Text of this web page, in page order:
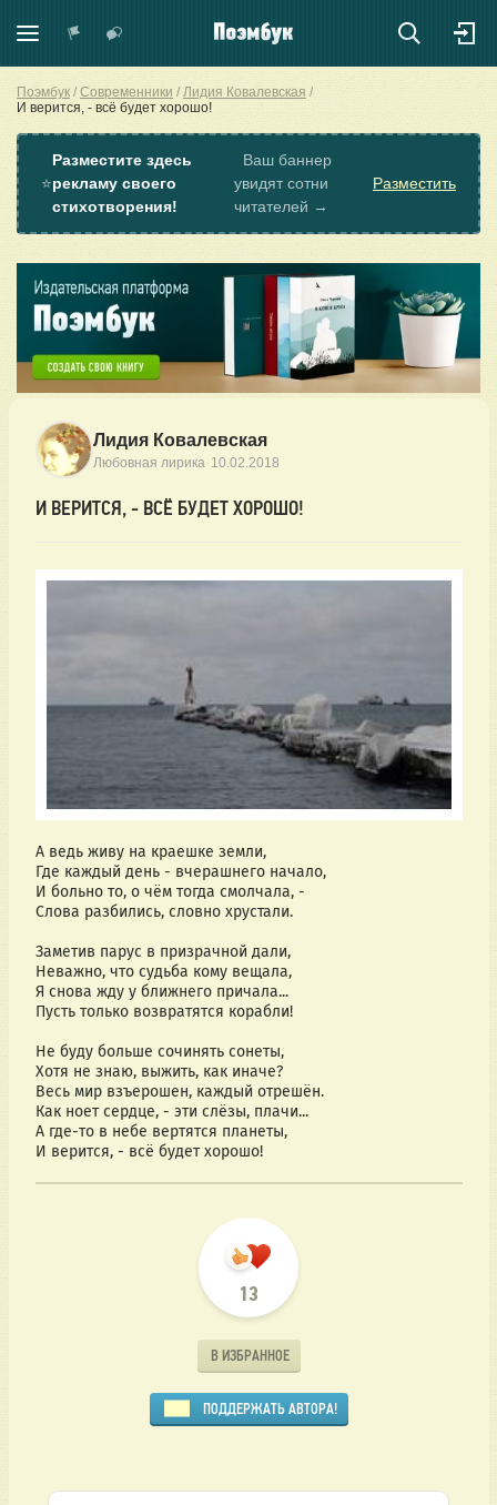
Поэмбук Современники
Лидия Ковалевская
И верится, - всё будет хорошо!
⭐
Разместите здесь
рекламу своего
стихотворения!
Ваш баннер
увидят сотни
читателей →
Разместить
Лидия Ковалевская
Любовная лирика· 10.02.2018
И ВЕРИТСЯ, - ВСЁ БУДЕТ ХОРОШО!
А ведь живу на краешке земли,
Где каждый день - вчерашнего начало,
И больно то, о чём тогда смолчала, -
Слова разбились, словно хрустали.
Заметив парус в призрачной дали,
Неважно, что судьба кому вещала,
Я снова жду у ближнего причала...
Пусть только возвратятся корабли!
Не буду больше сочинять сонеты,
Хотя не знаю, выжить, как иначе?
Весь мир взъерошен, каждый отрешён.
Как ноет сердце, - эти слёзы, плачи...
А где-то в небе вертятся планеты,
И верится, - всё будет хорошо!
13
В ИЗБРАННОЕ
ПОДДЕРЖАТЬ АВТОРА!